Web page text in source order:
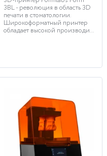
3BL - революция в область 3D
печати в стоматологии.
Широкоформатный принтер
обладает высокой производи...